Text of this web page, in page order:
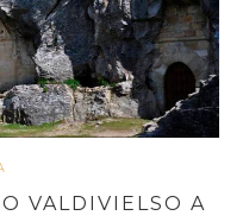
VALDIVIELSO A